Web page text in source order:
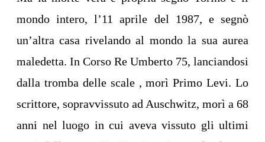
mondo intero, l’11 aprile del 1987, e segnò
un’altra casa rivelando al mondo la sua aurea
maledetta. In Corso Re Umberto 75, lanciandosi
dalla tromba delle scale , morì Primo Levi. Lo
scrittore, sopravvissuto ad Auschwitz, morì a 68
anni nel luogo in cui aveva vissuto gli ultimi